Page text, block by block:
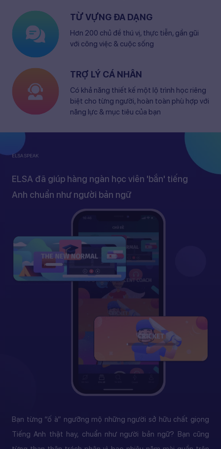
TỪ VỰNG ĐA DẠNG
Hơn 200 chủ đề thú vị, thực tiễn, gần gũi
với công việc & cuộc sống
TRỢ LÝ CÁ NHÂN
Có khả năng thiết kế một lộ trình học riêng
biệt cho từng người, hoàn toàn phù hợp với
năng lực & mục tiêu của bạn
ELSA SPEAK
ELSA đã giúp hàng ngàn học viên 'bắn' tiếng
Anh chuẩn như người bản ngữ
Bạn từng “ố à” ngưỡng mộ những người sở hữu chất giọng
Tiếng Anh thật hay, chuẩn như người bản ngữ? Bạn cũng